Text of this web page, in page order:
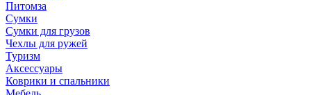
Питомза
Сумки
Сумки для грузов
Чехлы для ружей
Туризм
Аксессуары
Коврики и спальники